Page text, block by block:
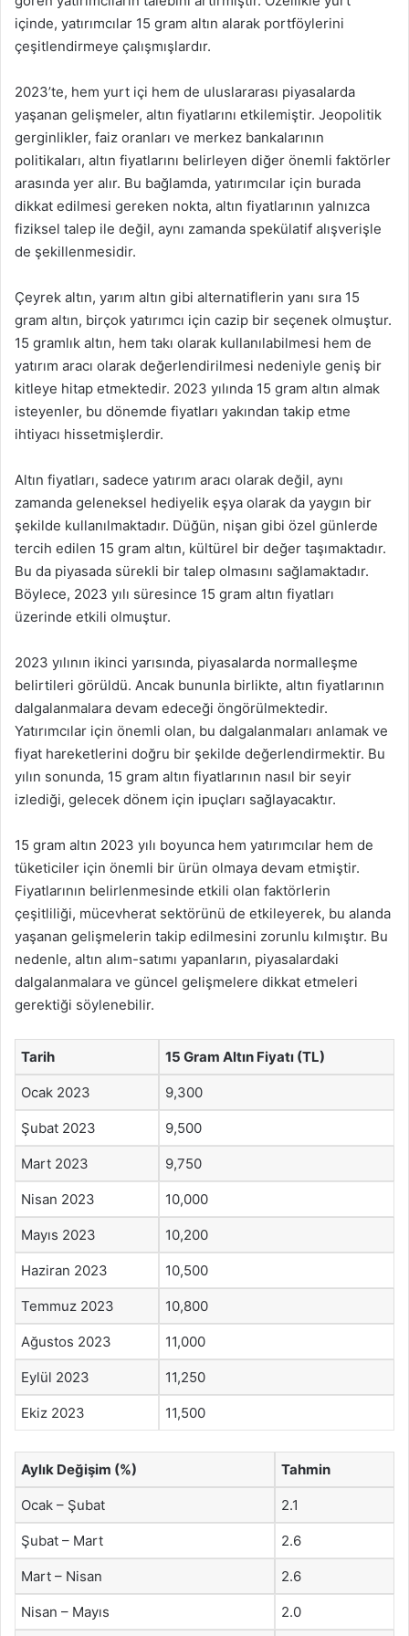
içinde, yatırımcılar 15 gram altın alarak portföylerini
çeşitlendirmeye çalışmışlardır.
2023’te, hem yurt içi hem de uluslararası piyasalarda
yaşanan gelişmeler, altın fiyatlarını etkilemiştir. Jeopolitik
gerginlikler, faiz oranları ve merkez bankalarının
politikaları, altın fiyatlarını belirleyen diğer önemli faktörler
arasında yer alır. Bu bağlamda, yatırımcılar için burada
dikkat edilmesi gereken nokta, altın fiyatlarının yalnızca
fiziksel talep ile değil, aynı zamanda spekülatif alışverişle
de şekillenmesidir.
Çeyrek altın, yarım altın gibi alternatiflerin yanı sıra 15
gram altın, birçok yatırımcı için cazip bir seçenek olmuştur.
15 gramlık altın, hem takı olarak kullanılabilmesi hem de
yatırım aracı olarak değerlendirilmesi nedeniyle geniş bir
kitleye hitap etmektedir. 2023 yılında 15 gram altın almak
isteyenler, bu dönemde fiyatları yakından takip etme
ihtiyacı hissetmişlerdir.
Altın fiyatları, sadece yatırım aracı olarak değil, aynı
zamanda geleneksel hediyelik eşya olarak da yaygın bir
şekilde kullanılmaktadır. Düğün, nişan gibi özel günlerde
tercih edilen 15 gram altın, kültürel bir değer taşımaktadır.
Bu da piyasada sürekli bir talep olmasını sağlamaktadır.
Böylece, 2023 yılı süresince 15 gram altın fiyatları
üzerinde etkili olmuştur.
2023 yılının ikinci yarısında, piyasalarda normalleşme
belirtileri görüldü. Ancak bununla birlikte, altın fiyatlarının
dalgalanmalara devam edeceği öngörülmektedir.
Yatırımcılar için önemli olan, bu dalgalanmaları anlamak ve
fiyat hareketlerini doğru bir şekilde değerlendirmektir. Bu
yılın sonunda, 15 gram altın fiyatlarının nasıl bir seyir
izlediği, gelecek dönem için ipuçları sağlayacaktır.
15 gram altın 2023 yılı boyunca hem yatırımcılar hem de
tüketiciler için önemli bir ürün olmaya devam etmiştir.
Fiyatlarının belirlenmesinde etkili olan faktörlerin
çeşitliliği, mücevherat sektörünü de etkileyerek, bu alanda
yaşanan gelişmelerin takip edilmesini zorunlu kılmıştır. Bu
nedenle, altın alım-satımı yapanların, piyasalardaki
dalgalanmalara ve güncel gelişmelere dikkat etmeleri
gerektiği söylenebilir.
Tarih 15 Gram Altın Fiyatı (TL)
Ocak 2023 9,300
Şubat 2023 9,500
Mart 2023 9,750
Nisan 2023 10,000
Mayıs 2023 10,200
Haziran 2023 10,500
Temmuz 2023 10,800
Ağustos 2023 11,000
Eylül 2023 11,250
Ekiz 2023 11,500
Aylık Değişim (%) Tahmin
Ocak – Şubat 2.1
Şubat – Mart 2.6
Mart – Nisan 2.6
Nisan – Mayıs 2.0